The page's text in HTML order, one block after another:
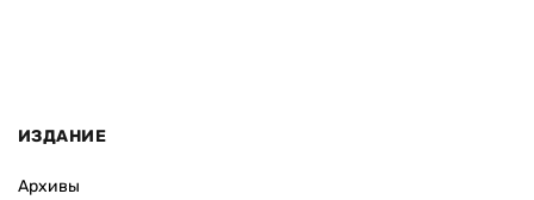
ИЗДАНИЕ
Архивы